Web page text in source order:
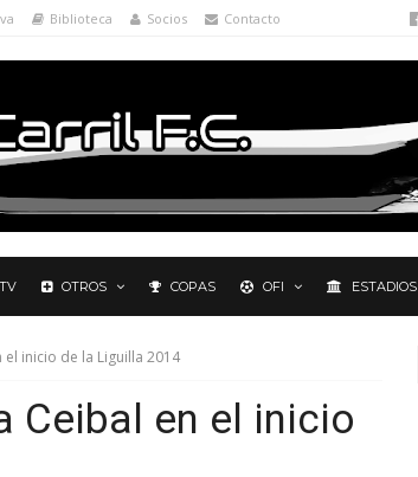
Biblioteca Socios Contacto
OTROS COPAS OFI ESTADIOS
inicio de la Liguilla 2014
Ceibal en el inicio